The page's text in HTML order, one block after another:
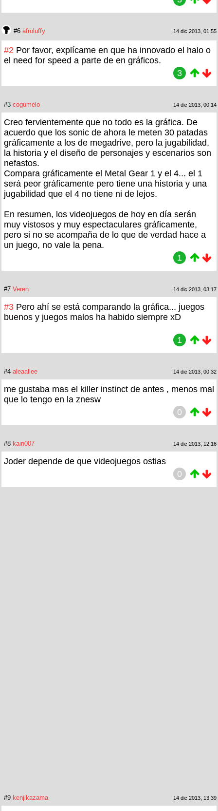
#6 afroluffy 14 dic 2013, 01:55
#2 Por favor, explícame en que ha innovado el halo o
el need for speed a parte de en gráficos.
3
#3 cogumelo 14 dic 2013, 00:14
Creo fervientemente que no todo es la gráfica. De
acuerdo que los sonic de ahora le meten 30 patadas
gráficamente a los de megadrive, pero la jugabilidad,
la historia y el diseño de personajes y escenarios son
nefastos.
Compara gráficamente el Metal Gear 1 y el 4... el 1
será peor gráficamente pero tiene una historia y una
jugabilidad que el 4 no tiene ni de lejos.
En resumen, los videojuegos de hoy en día serán
muy vistosos y muy espectaculares gráficamente,
pero si no se acompaña de lo que de verdad hace a
un juego, no vale la pena.
1
#7 Veren 14 dic 2013, 03:17
#3 Pero ahí se está comparando la gráfica... juegos
buenos y juegos malos ha habido siempre xD
1
#4 aleaallee 14 dic 2013, 00:32
me gustaba mas el killer instinct de antes , menos mal
que lo tengo en la znesw
0
#8 kain007 14 dic 2013, 12:16
Joder depende de que videojuegos ostias
0
#9 kenjikazama 14 dic 2013, 13:39